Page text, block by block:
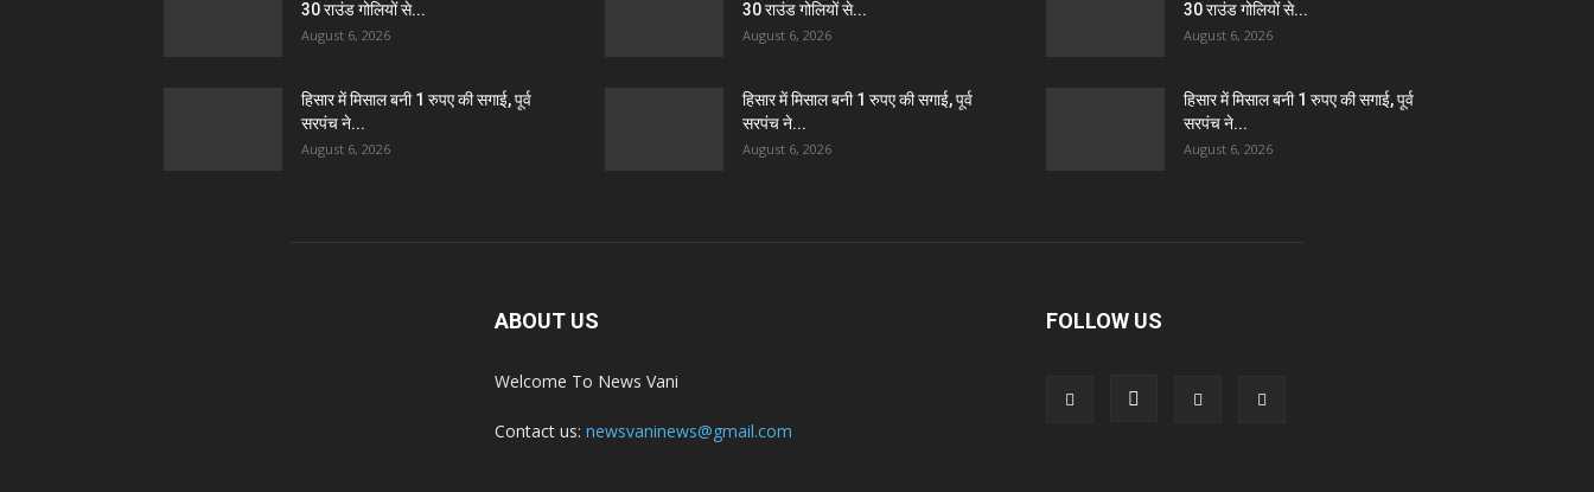
30 राउंड गोलियों से...
August 6, 2026
हिसार में मिसाल बनी 1 रुपए की सगाई, पूर्व
सरपंच ने...
August 6, 2026
30 राउंड गोलियों से...
August 6, 2026
हिसार में मिसाल बनी 1 रुपए की सगाई, पूर्व
सरपंच ने...
August 6, 2026
30 राउंड गोलियों से...
August 6, 2026
हिसार में मिसाल बनी 1 रुपए की सगाई, पूर्व
सरपंच ने...
August 6, 2026
ABOUT US
Welcome To News Vani
Contact us: newsvaninews@gmail.com
FOLLOW US